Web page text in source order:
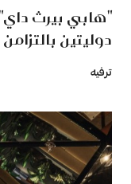
"هابي بيرث
دوليتين
ترفيه